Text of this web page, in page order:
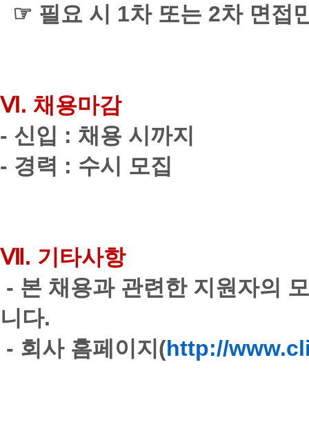
☞ 필요 시 1차 또는 2차 면접
Ⅵ . 채용마감
- 신입 : 채용 시까지
- 경력 : 수시 모집
Ⅶ. 기타사항
- 본 채용과 관련한 지원자의
니다.
- 회사 홈페이지 (http://